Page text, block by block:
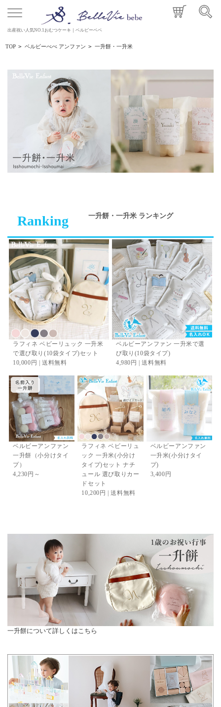
出産祝い人気NO.1おむつケーキ｜ベルビーベベ
TOP > ベルビーべべ アンファン > 一升餅・一升米
Ranking 一升餅・一升米 ランキング
ラフィネ ベビーリュック 一升米
で選び取り(10袋タイプ)セット
10,000円 | 送料無料
ベルビーアンファン 一升米で選
び取り(10袋タイプ)
4,980円 | 送料無料
ベルビーアンファン
一升餅（小分けタイ
プ）
4,230円～
ラフィネ ベビーリュ
ック 一升米(小分け
タイプ)セット ナチ
ュール 選び取りカー
ドセット
10,200円 | 送料無料
ベルビーアンファン
一升米(小分けタイ
プ)
3,400円
一升餅について詳しくはこちら